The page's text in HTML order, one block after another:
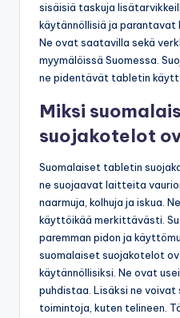
sisäisiä taskuja
käytännöllisiä ja
Ne ovat saatavilla sekä
myymälöissä Suomessa.
ne pidentävät tabletin
Miksi
suojakotelot
Suomalaiset tabletin
ne suojaavat laitteita
naarmuja, kolhuja ja iskua.
käyttöikää merkittävästi.
paremman pidon ja
suomalaiset suojakotelot
käytännöllisiksi. Ne ovat
puhdistaa. Lisäksi ne voivat
toimintoja, kuten telineen.